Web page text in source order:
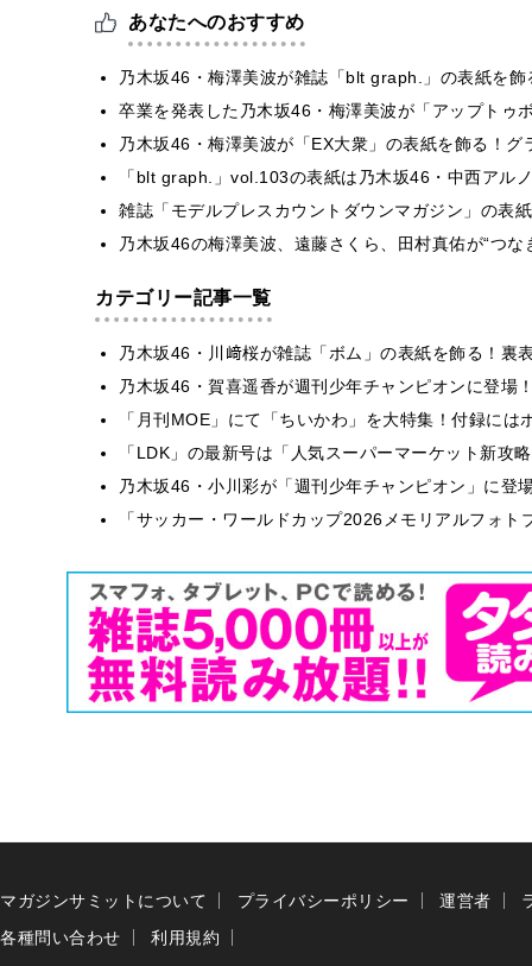
あなたへのおすすめ
乃木坂46・梅澤美波が雑誌「blt graph.」の表紙を
卒業を発表した乃木坂46・梅澤美波が「アップトゥ
乃木坂46・梅澤美波が「EX大衆」の表紙を飾る！
「blt graph.」vol.103の表紙は乃木坂46・中西アル
雑誌「モデルプレスカウントダウンマガジン」の表
乃木坂46の梅澤美波、遠藤さくら、田村真佑が“つな
カテゴリー記事一覧
乃木坂46・川﨑桜が雑誌「ボム」の表紙を飾る！裏
乃木坂46・賀喜遥香が週刊少年チャンピオンに登
「月刊MOE」にて「ちいかわ」を大特集！付録に
「LDK」の最新号は「人気スーパーマーケット新
乃木坂46・小川彩が「週刊少年チャンピオン」に
「サッカー・ワールドカップ2026メモリアルフォ
マガジンサミットについて プライバシーポリシー 運営者
各種問い合わせ
利用規約